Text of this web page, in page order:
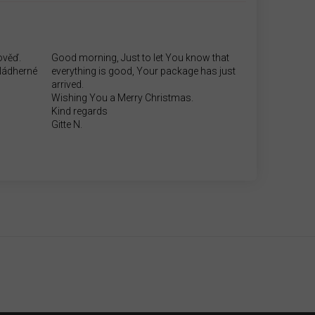
Good morning, Just to let You know that
everything is good, Your package has just
arrived.
Wishing You a Merry Christmas.
Kind regards
Gitte N.